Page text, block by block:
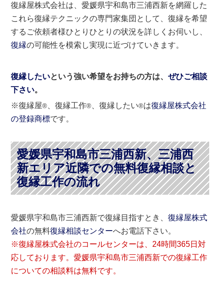
復縁屋株式会社は、愛媛県宇和島市三浦西新を網羅した
これら復縁テクニックの専門家集団として、復縁を希望
するご依頼者様ひとりひとりの状況を詳しくお伺いし、
復縁の可能性を模索し実現に近づけていきます。
復縁したいという強い希望をお持ちの方は、ぜひご相談
下さい。
※復縁屋® 、復縁工作® 、復縁したい®は復縁屋株式会社
の登録商標です。
愛媛県宇和島市三浦西新、三浦西
新エリア近隣での無料復縁相談と
復縁工作の流れ
愛媛県宇和島市三浦西新で復縁目指すとき、復縁屋株式
会社の無料復縁相談センターへお電話下さい。
※復縁屋株式会社のコールセンターは、24時間365日対
応しております。愛媛県宇和島市三浦西新での復縁工作
についての相談料は無料です。